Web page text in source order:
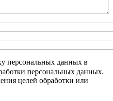
персональных данных в
персональных данных.
целей обработки или